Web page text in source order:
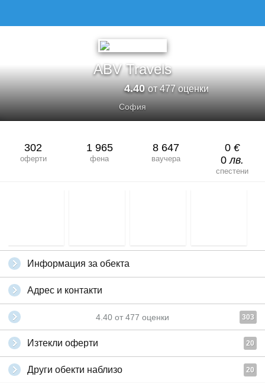
ABV Travels
4.40от 477 оценки
София
302
оферти
1 965
фена
8 647
ваучера
0 €
0лв.
спестени
Информация за обекта
Адрес и контакти
4.40 от 477 оценки 303
Изтекли оферти 20
Други обекти наблизо 20